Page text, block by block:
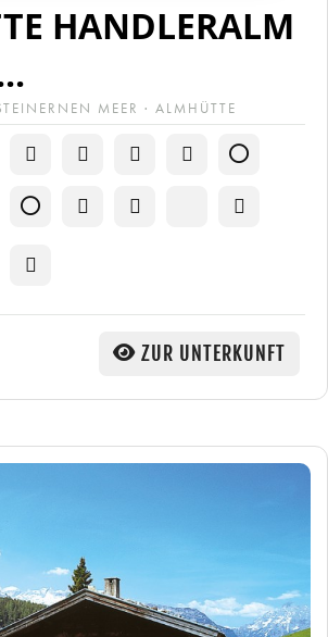
HANDLERALM
MEER · ALMHÜTTE
ZUR UNTERKUNFT